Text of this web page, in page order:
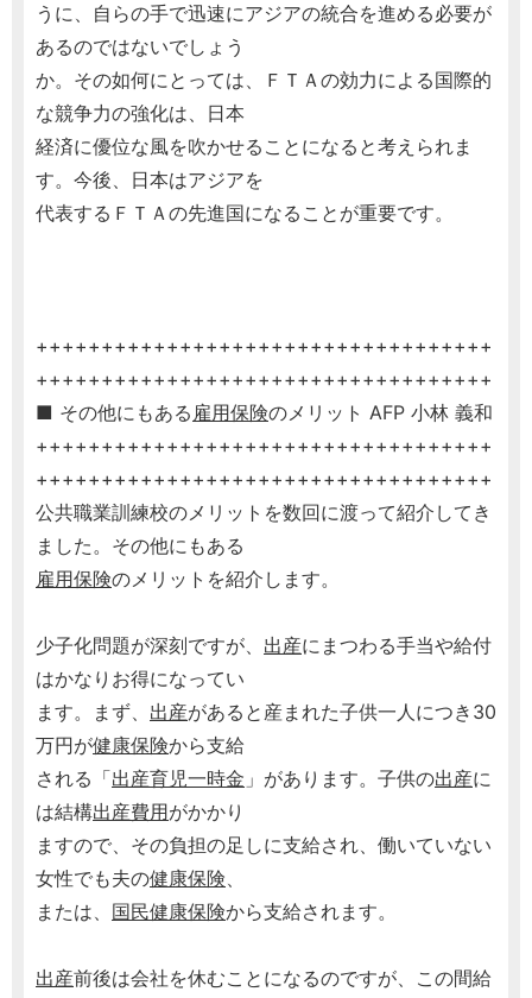
うに、自らの手で迅速にアジアの統合を進める必要が
あるのではないでしょう
か。その如何にとっては、ＦＴＡの効力による国際的
な競争力の強化は、日本
経済に優位な風を吹かせることになると考えられま
す。今後、日本はアジアを
代表するＦＴＡの先進国になることが重要です。
+++++++++++++++++++++++++++++++++++
+++++++++++++++++++++++++++++++++++
■ その他にもある 雇用保険のメリット AFP 小林 義和
+++++++++++++++++++++++++++++++++++
+++++++++++++++++++++++++++++++++++
公共職業訓練校のメリットを数回に渡って紹介してき
ました。その他にもある
雇用保険のメリットを紹介します。
少子化問題が深刻ですが、 出産にまつわる手当や給付
はかなりお得になってい
ます。まず、 出産があると産まれた子供一人につき30
万円が健康保険から支給
される「出産育児一時金 」があります。子供の出産に
は結構出産費用がかかり
ますので、その負担の足しに支給され、働いていない
女性でも夫の健康保険、
または、 国民健康保険から支給されます。
出産前後は会社を休むことになるのですが、この間給